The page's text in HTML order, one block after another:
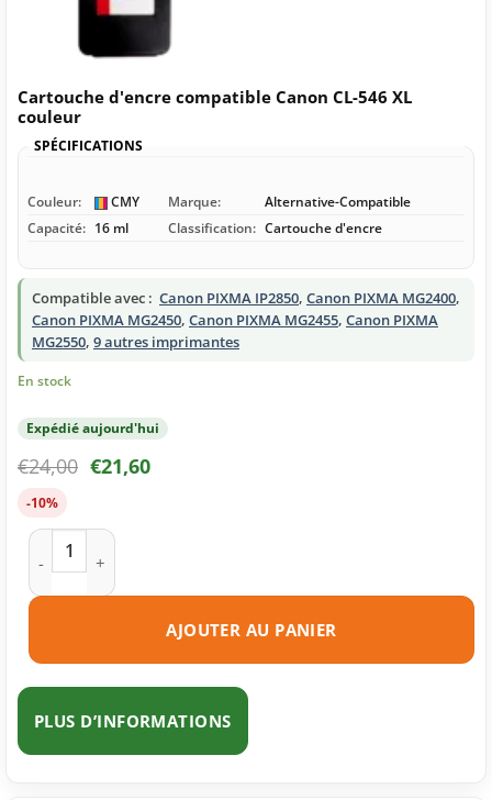
Cartouche d'encre compatible Canon CL-546 XL
couleur
SPÉCIFICATIONS
Couleur: CMY Marque:
Alternative-Compatible
Capacité: 16 ml Classification: Cartouche d'encre
Compatible avec : Canon PIXMA IP2850, Canon PIXMA MG2400,
Canon PIXMA MG2450, Canon PIXMA MG2455, Canon PIXMA
MG2550, 9 autres imprimantes
En stock
Expédié aujourd'hui
€24,00 €21,60
-10%
quantité de Cartouche d'encre compatible Canon CL-546 XL
AJOUTER AU PANIER
PLUS D’INFORMATIONS